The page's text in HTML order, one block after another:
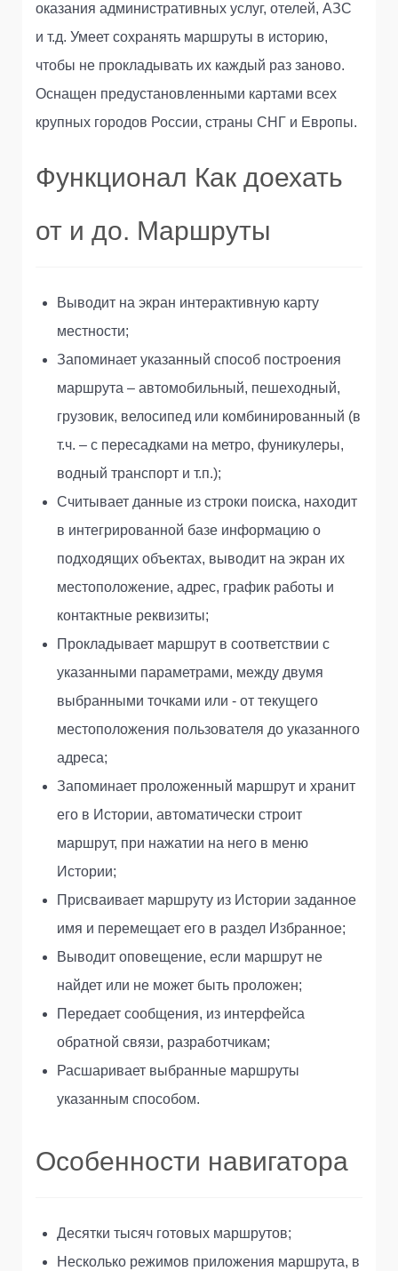
оказания административных услуг, отелей, АЗС
и т.д. Умеет сохранять маршруты в историю,
чтобы не прокладывать их каждый раз заново.
Оснащен предустановленными картами всех
крупных городов России, страны СНГ и Европы.
Функционал Как доехать
от и до. Маршруты
Выводит на экран интерактивную карту
местности;
Запоминает указанный способ построения
маршрута – автомобильный, пешеходный,
грузовик, велосипед или комбинированный (в
т.ч. – с пересадками на метро, фуникулеры,
водный транспорт и т.п.);
Считывает данные из строки поиска, находит
в интегрированной базе информацию о
подходящих объектах, выводит на экран их
местоположение, адрес, график работы и
контактные реквизиты;
Прокладывает маршрут в соответствии с
указанными параметрами, между двумя
выбранными точками или - от текущего
местоположения пользователя до указанного
адреса;
Запоминает проложенный маршрут и хранит
его в Истории, автоматически строит
маршрут, при нажатии на него в меню
Истории;
Присваивает маршруту из Истории заданное
имя и перемещает его в раздел Избранное;
Выводит оповещение, если маршрут не
найдет или не может быть проложен;
Передает сообщения, из интерфейса
обратной связи, разработчикам;
Расшаривает выбранные маршруты
указанным способом.
Особенности навигатора
Десятки тысяч готовых маршрутов;
Несколько режимов приложения маршрута, в